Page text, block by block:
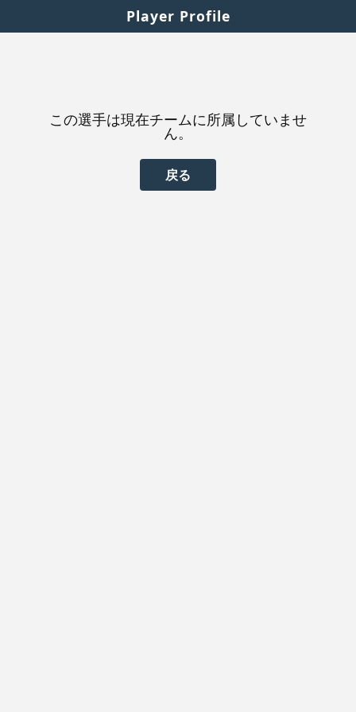
Player Profile
この選手は現在チームに所属していませ
ん。
戻る